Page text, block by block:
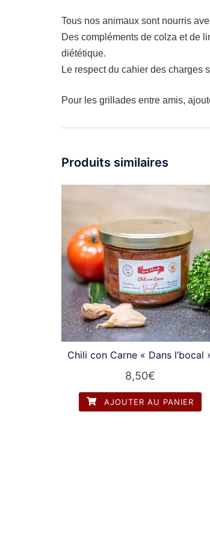
Tous nos animaux sont nourris
Des compléments de colza et de
diététique.
Le respect du cahier des charges
Pour les grillades entre amis,
Produits similaires
Chili con Carne « Dans l’bocal
8,50€
AJOUTER AU PANIER